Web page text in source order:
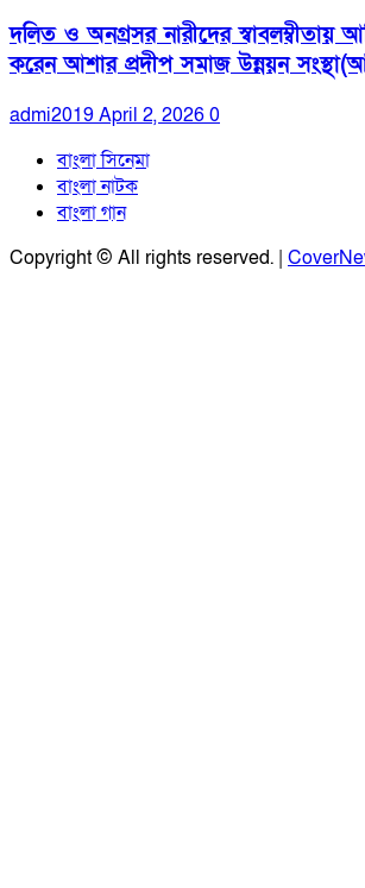
দলিত ও অনগ্রসর নারীদের স্বাবলম্বীতায়
করেন আশার প্রদীপ সমাজ উন্নয়ন
admi2019April 2, 20260
বাংলা সিনেমা
বাংলা নাটক
বাংলা গান
Copyright © All rights reserved. |